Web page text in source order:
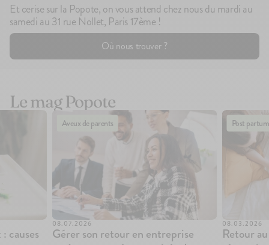
Et cerise sur la Popote, on vous attend chez nous du mardi au
samedi au 31 rue Nollet, Paris 17ème !
Où nous trouver ?
Le mag Popote
causes
Aveux de parents
08.07.2026
Gérer son retour en entreprise
Post partum
08.03.2026
Retour